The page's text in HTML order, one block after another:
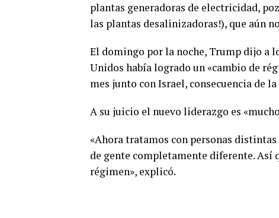
plantas generadoras de electricidad,
las plantas desalinizadoras!), que aún
El domingo por la noche, Trump dijo a
Unidos había logrado un «cambio de
mes junto con Israel, consecuencia de
A su juicio el nuevo liderazgo es
«Ahora tratamos con personas
de gente completamente diferente. Así
régimen», explicó.